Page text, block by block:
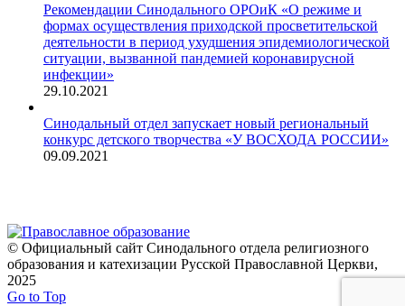
Рекомендации Синодального ОРОиК «О режиме и
формах осуществления приходской просветительской
деятельности в период ухудшения эпидемиологической
ситуации, вызванной пандемией коронавирусной
инфекции»
29.10.2021
Синодальный отдел запускает новый региональный
конкурс детского творчества «У ВОСХОДА РОССИИ»
09.09.2021
© Официальный сайт Синодального отдела религиозного
образования и катехизации Русской Православной Церкви,
2025
Go to Top